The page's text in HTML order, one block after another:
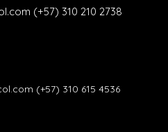
(+57) 310 210 2738
(+57) 310 615 4536